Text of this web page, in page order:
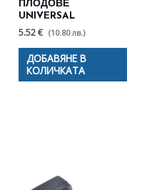
ПЛОДОВЕ
UNIVERSAL
5.52 € (10.80 лв.)
ДОБАВЯНЕ В
КОЛИЧКАТА